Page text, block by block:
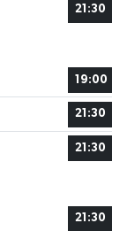
21:30
19:00
21:30
21:30
21:30